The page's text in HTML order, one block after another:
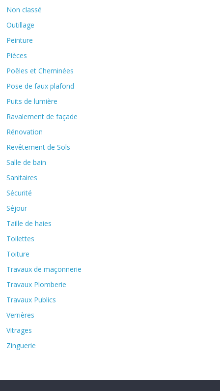
Non classé
Outillage
Peinture
Pièces
Poêles et Cheminées
Pose de faux plafond
Puits de lumière
Ravalement de façade
Rénovation
Revêtement de Sols
Salle de bain
Sanitaires
Sécurité
Séjour
Taille de haies
Toilettes
Toiture
Travaux de maçonnerie
Travaux Plomberie
Travaux Publics
Verrières
Vitrages
Zinguerie